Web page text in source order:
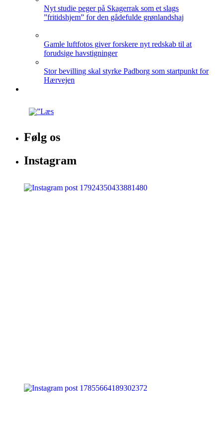
Nyt studie peger på Skagerrak som et slags
”fritidshjem” for den gådefulde grønlandshaj
Gamle luftfotos giver forskere nyt redskab til at
forudsige havstigninger
Stor bevilling skal styrke Padborg som startpunkt for
Hærvejen
Følg os
Instagram